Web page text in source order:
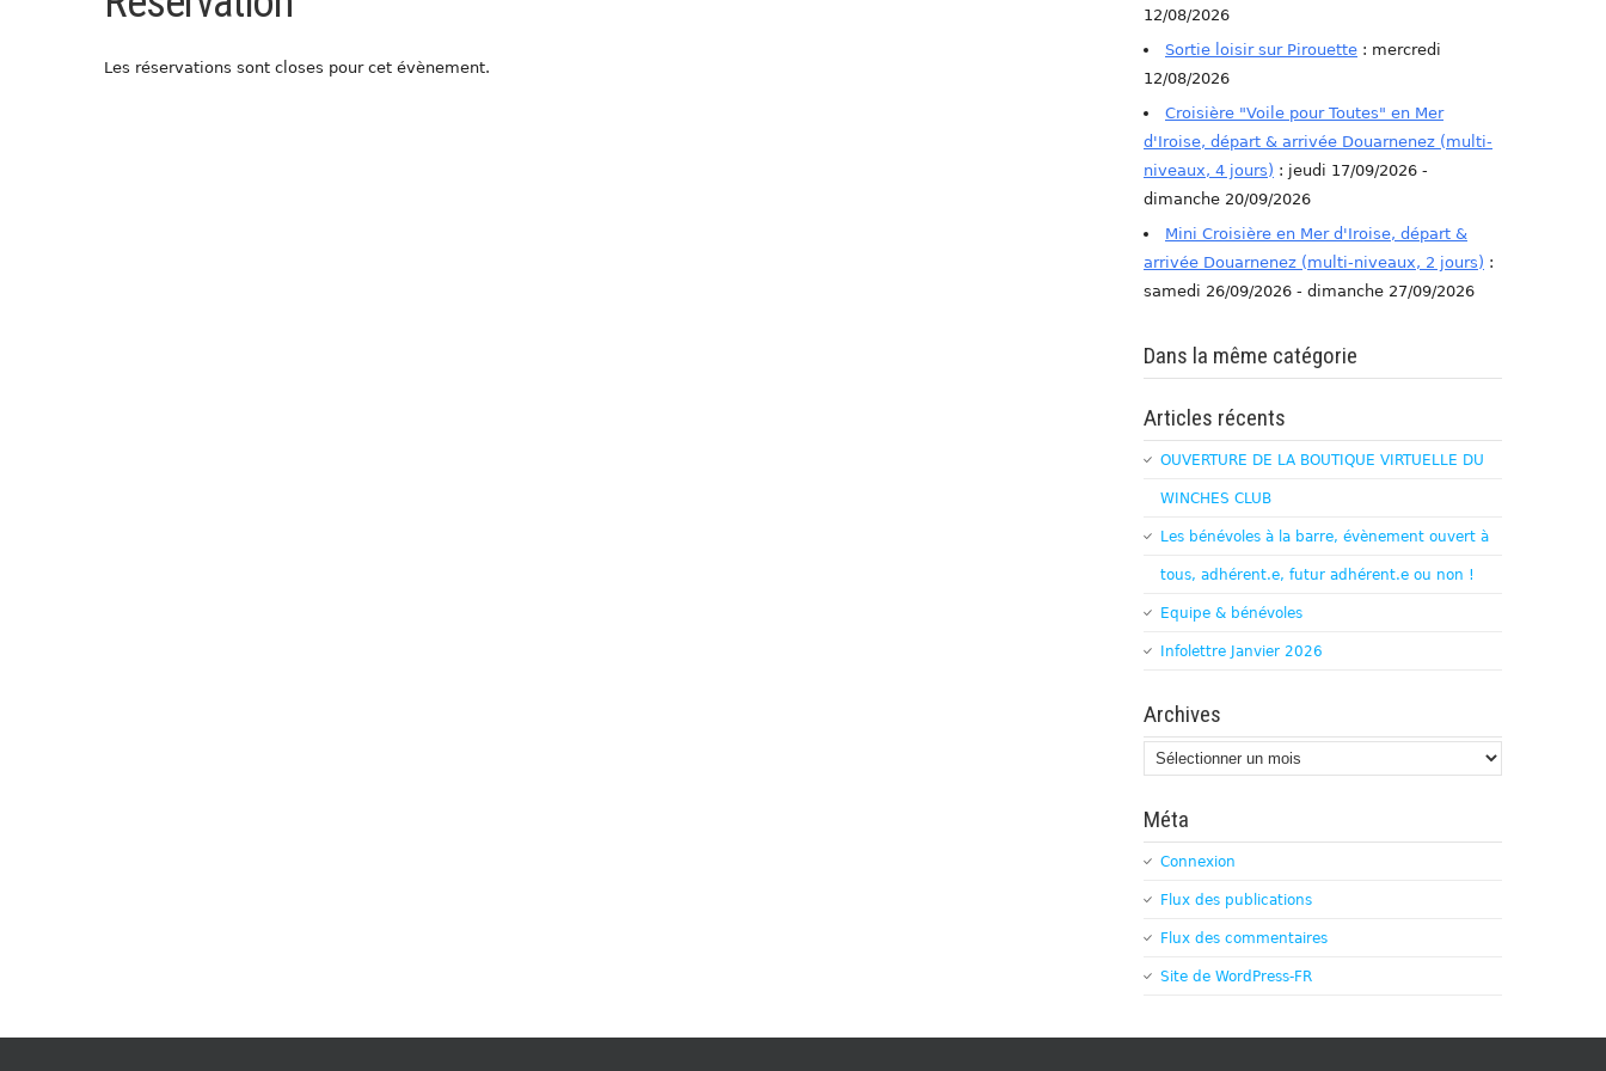
Les réservations sont closes pour cet évènement.
12/08/2026
Sortie loisir sur Pirouette : mercredi
12/08/2026
Croisière "Voile pour Toutes" en Mer
d'Iroise, départ & arrivée Douarnenez (multi-
niveaux, 4 jours) : jeudi 17/09/2026 -
dimanche 20/09/2026
Mini Croisière en Mer d'Iroise, départ &
arrivée Douarnenez (multi-niveaux, 2 jours) :
samedi 26/09/2026 - dimanche 27/09/2026
Dans la même catégorie
Articles récents
OUVERTURE DE LA BOUTIQUE VIRTUELLE DU
WINCHES CLUB
Les bénévoles à la barre, évènement ouvert à
tous, adhérent.e, futur adhérent.e ou non !
Equipe & bénévoles
Infolettre Janvier 2026
Archives
Archives
Méta
Connexion
Flux des publications
Flux des commentaires
Site de WordPress-FR